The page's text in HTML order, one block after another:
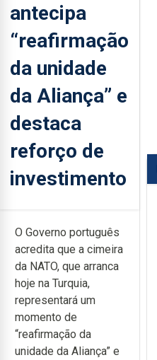
antecipa
“reafirmação
da unidade
da Aliança” e
destaca
reforço de
investimento
O Governo português
acredita que a cimeira
da NATO, que arranca
hoje na Turquia,
representará um
momento de
“reafirmação da
unidade da Aliança” e